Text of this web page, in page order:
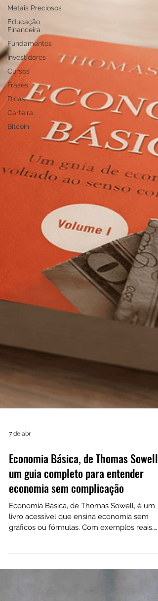
Metais Preciosos
Educação
Financeira
Fundamentos
Investidores
Cursos
Frases
Dicas
Carteira
Bitcoin
7 de abr
Economia Básica, de Thomas Sowell:
um guia completo para entender
economia sem complicação
Economia Básica, de Thomas Sowell, é um
incentivos, ajudando o leitor a desenvolver